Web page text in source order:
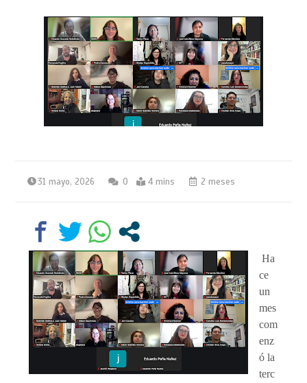
31 mayo, 2026 0 4 mins 2 meses
Ha
ce
un
mes
com
enz
ó la
terc